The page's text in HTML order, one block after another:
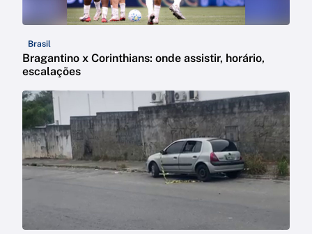
Brasil
Bragantino x Corinthians: onde assistir, horário,
escalações